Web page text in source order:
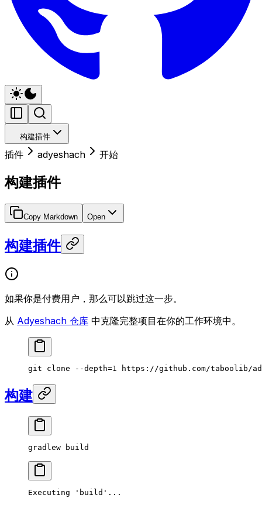
构建插件
插件 adyeshach 开始
构建插件
Copy Markdown Open
构建插件
如果你是付费用户，那么可以跳过这一步。
从 Adyeshach 仓库 中克隆完整项目在你的工作环境中。
git clone --depth=1 https://github.com/taboolib/
构建
gradlew build
Executing 'build'...